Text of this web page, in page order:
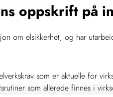
oppskrift på
om elsikkerhet, og har
som er aktuelle for
som allerede finnes i